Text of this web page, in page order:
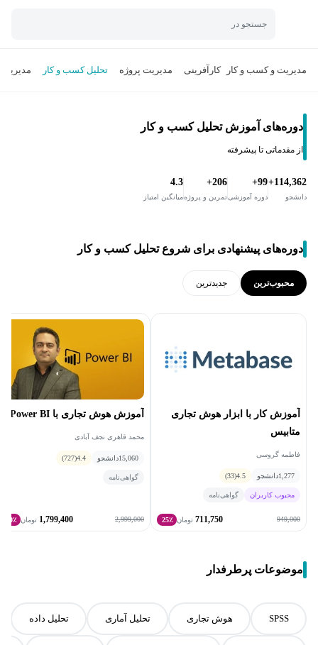
جستجو در
مدیریت و کسب و کار کارآفرینی مدیریت پروژه تحلیل کسب و کار مدیریت
دوره‌های آموزش تحلیل کسب و کار
از مقدماتی تا پیشرفته
114,362+
دانشجو
99+
دوره آموزشی
206+
تمرین و پروژه
4.3
میانگین امتیاز
دوره‌های پیشنهادی برای شروع تحلیل کسب و کار
محبوب‌ترین جدید‌ترین
آموزش کار با ابزار هوش تجاری
متابیس
فاطمه گروسی
1,277دانشجو 4.5
(33)
محبوب کاربران گواهی‌نامه
949,000
711,750 تومان 25٪
آموزش هوش تجاری با Power BI
محمد قاهری نجف آبادی
15,060دانشجو 4.4
(727)
گواهی‌نامه
2,999,000
1,799,400 تومان 40٪
موضوعات پرطرفدار
SPSS هوش تجاری تحلیل آماری تحلیل داده